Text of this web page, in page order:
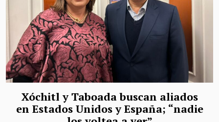
Xóchitl y Taboada buscan aliados
en Estados Unidos y España; “nadie